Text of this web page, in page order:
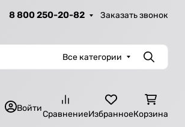
8 800 250-20-82 Заказать звонок
Все категории Поиск
Войти
СравнениеИзбранноеКорзина